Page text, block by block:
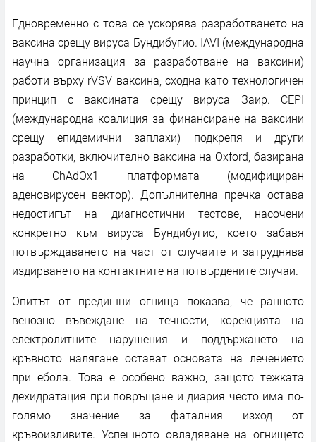
Едновременно с това се ускорява разработването на
ваксина срещу вируса Бундибугио. IAVI (международна
научна организация за разработване на ваксини)
работи върху rVSV ваксина, сходна като технологичен
принцип с ваксината срещу вируса Заир. CEPI
(международна коалиция за финансиране на ваксини
срещу епидемични заплахи) подкрепя и други
разработки, включително ваксина на Oxford, базирана
на ChAdOx1 платформата (модифициран
аденовирусен вектор). Допълнителна пречка остава
недостигът на диагностични тестове, насочени
конкретно към вируса Бундибугио, което забавя
потвърждаването на част от случаите и затруднява
издирването на контактните на потвърдените случаи.
Опитът от предишни огнища показва, че ранното
венозно въвеждане на течности, корекцията на
електролитните нарушения и поддържането на
кръвното налягане остават основата на лечението
при ебола. Това е особено важно, защото тежката
дехидратация при повръщане и диария често има по-
голямо значение за фаталния изход от
кръвоизливите. Успешното овладяване на огнището